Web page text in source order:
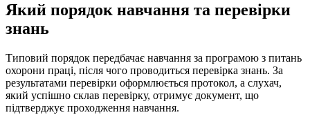
Який порядок навчання та перевірки
знань
Типовий порядок передбачає навчання за програмою з питань
охорони праці, після чого проводиться перевірка знань. За
результатами перевірки оформлюється протокол, а слухач,
який успішно склав перевірку, отримує документ, що
підтверджує проходження навчання.